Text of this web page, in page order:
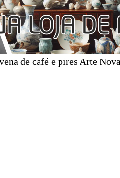
de café e pires Arte